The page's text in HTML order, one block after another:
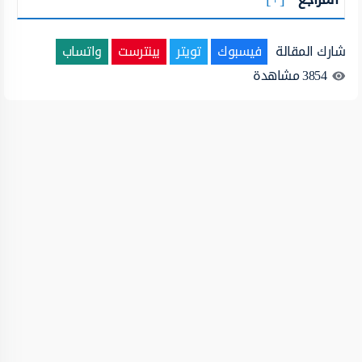
شارك المقالة فيسبوك تويتر بينترست
واتساب
3854مشاهدة